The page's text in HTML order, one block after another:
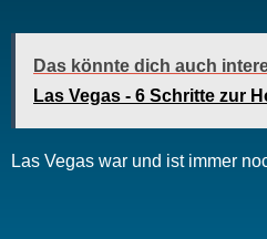
Das könnte dich auch
Las Vegas - 6 Schritte zur
Las Vegas war und ist immer